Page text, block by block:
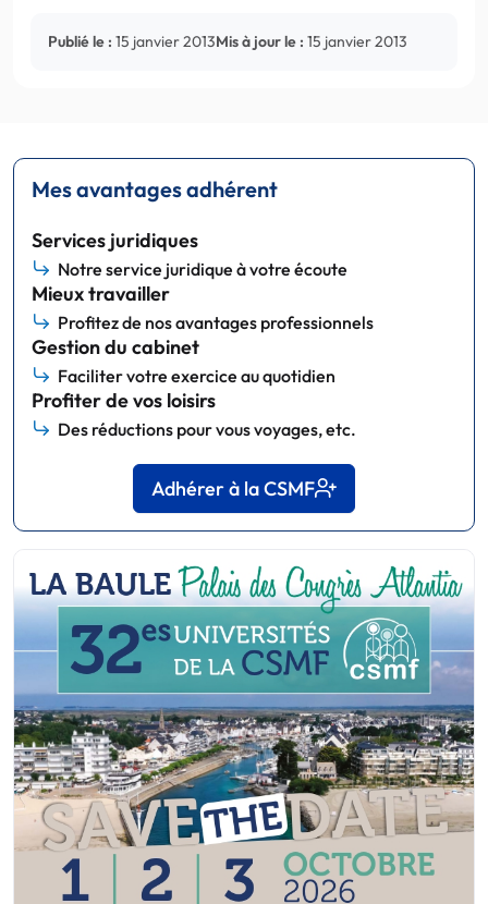
Publié le : 15 janvier 2013Mis à jour le : 15 janvier 2013
Mes avantages adhérent
Services juridiques
Notre service juridique à votre écoute
Mieux travailler
Profitez de nos avantages professionnels
Gestion du cabinet
Faciliter votre exercice au quotidien
Profiter de vos loisirs
Des réductions pour vous voyages, etc.
Adhérer à la CSMF